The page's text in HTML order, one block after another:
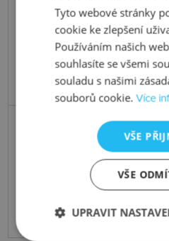
Stříbrný
Tyto webové stránky
cookie ke zlepšení
Používáním našich
souhlasíte se všemi
souladu s našimi
souborů cookie.Více
VŠE
VŠE
UPRAVIT